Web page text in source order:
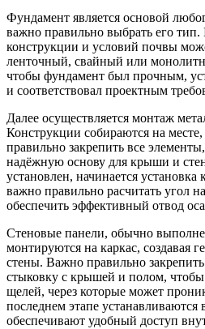
Фундамент является основой
важно правильно выбрать его тип.
конструкции и условий почвы
ленточный, свайный или
чтобы фундамент был прочным,
и соответствовал проектным
Далее осуществляется монтаж
Конструкции собираются на
правильно закрепить все
надёжную основу для крыши и
установлен, начинается
важно правильно расчитать угол
обеспечить эффективный отвод
Стеновые панели, обычно
монтируются на каркас, создавая
стены. Важно правильно
стыковку с крышей и полом, чтобы
щелей, через которые может
последнем этапе устанавливаются
обеспечивают удобный доступ